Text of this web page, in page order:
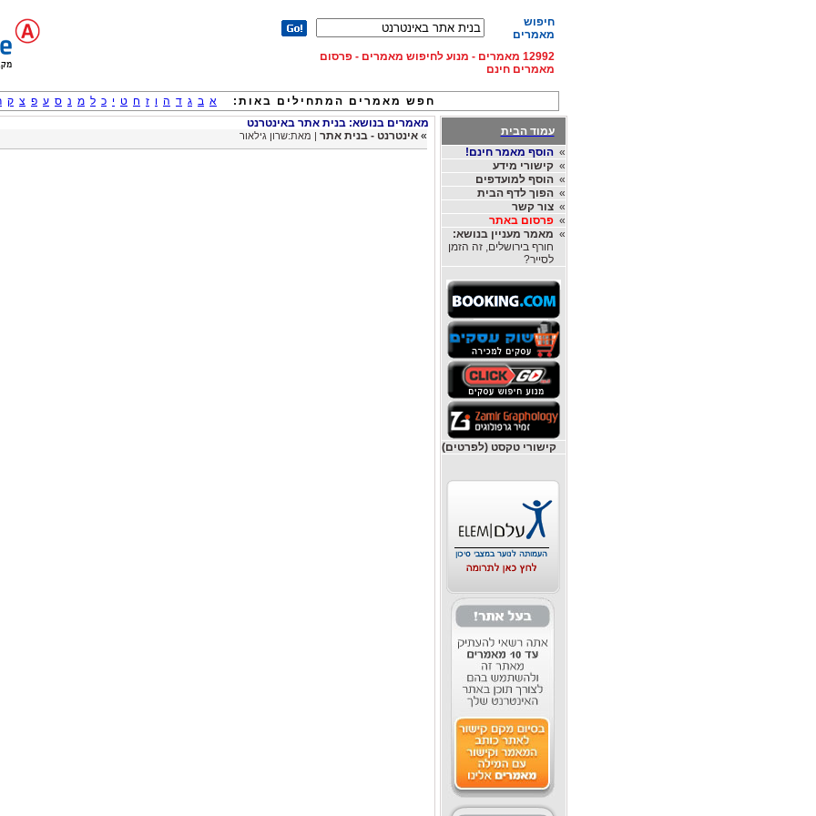
חיפוש
מאמרים
12992 מאמרים - מנוע לחיפוש מאמרים - פרסום
מאמרים חינם
חפש מאמרים המתחילים באות: א ב ג ד ה ו ז ח ט י כ ל מ נ ס ע פ צ ק
עמוד הבית
»הוסף מאמר חינם!
»קישורי מידע
»הוסף למועדפים
»הפוך לדף הבית
»צור קשר
»פרסום באתר
» מאמר מעניין בנושא:
חורף בירושלים, זה הזמן
לסייר?
קישורי טקסט (לפרטים)
מאמרים בנושא: בנית אתר באינטרנט
» אינטרנט - בנית אתר | מאת:שרון גילאור